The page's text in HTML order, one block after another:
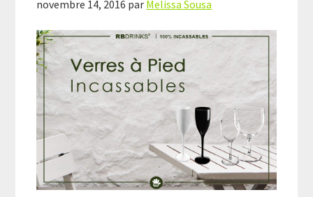
novembre 14, 2016 par Melissa Sousa